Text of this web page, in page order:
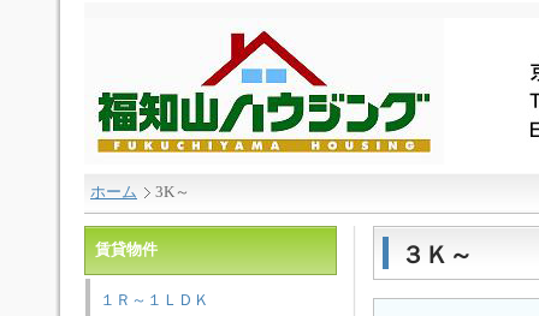
ホーム 3K～
３Ｋ～
賃貸物件
１Ｒ～１ＬＤＫ